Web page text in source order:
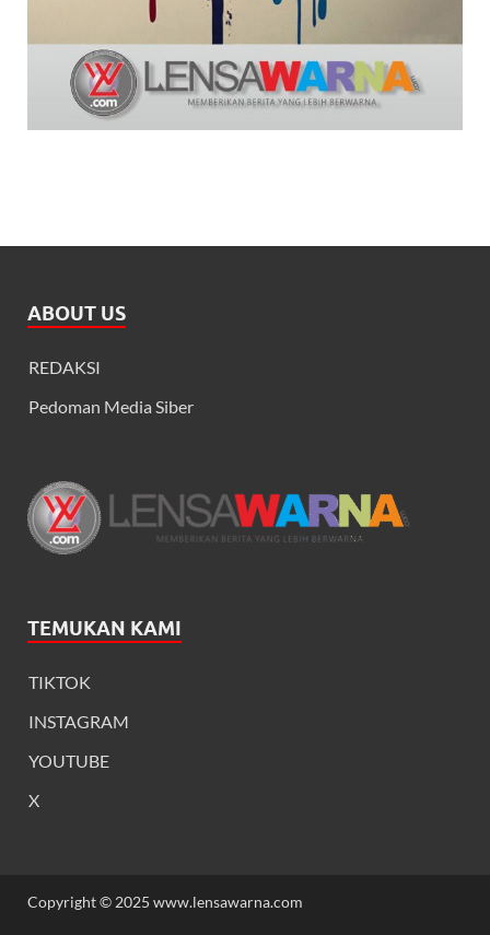
ABOUT US
REDAKSI
Pedoman Media Siber
TEMUKAN KAMI
TIKTOK
INSTAGRAM
YOUTUBE
X
Copyright © 2025 www.lensawarna.com